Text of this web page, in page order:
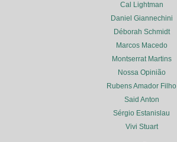
Cal Lightman
Daniel Giannechini
Déborah Schmidt
Marcos Macedo
Montserrat Martins
Nossa Opinião
Rubens Amador Filho
Said Anton
Sérgio Estanislau
Vivi Stuart